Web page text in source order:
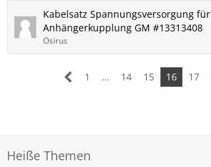
Kabelsatz Spannungsversorgung für
Anhängerkupplung GM #13313408
Osirus
1 … 14 15 16 17
Heiße Themen